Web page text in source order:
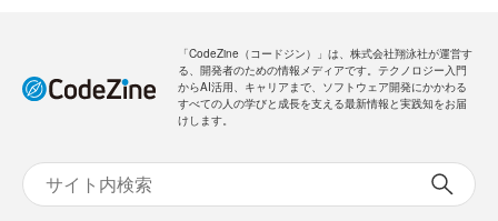
「CodeZine（コードジン）」は、株式会社翔泳社が運営す
る、開発者のための情報メディアです。テクノロジー入門
からAI活用、キャリアまで、ソフトウェア開発にかかわる
すべての人の学びと成長を支える最新情報と実践知をお届
けします。